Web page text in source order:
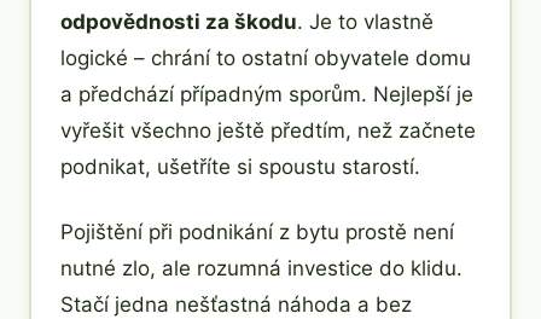
odpovědnosti za škodu. Je to vlastně
logické – chrání to ostatní obyvatele domu
a předchází případným sporům. Nejlepší je
vyřešit všechno ještě předtím, než začnete
podnikat, ušetříte si spoustu starostí.
Pojištění při podnikání z bytu prostě není
nutné zlo, ale rozumná investice do klidu.
Stačí jedna nešťastná náhoda a bez